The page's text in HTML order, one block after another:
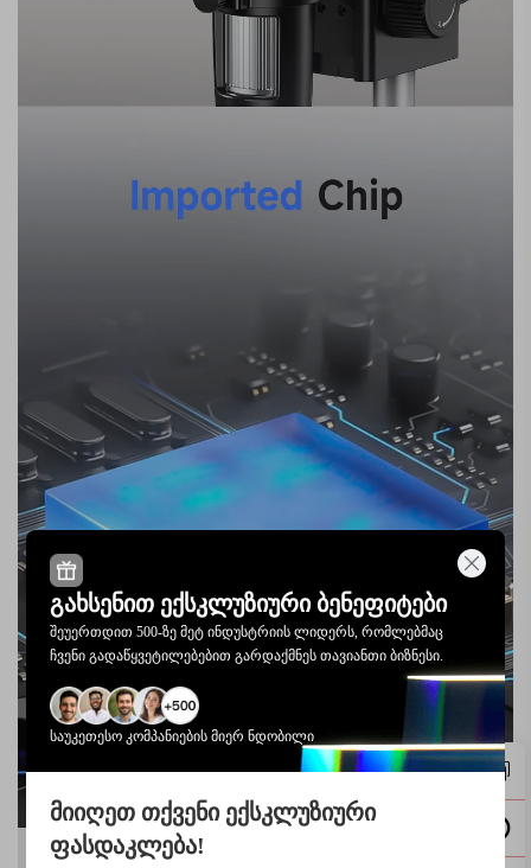
გახსენით ექსკლუზიური ბენეფიტები
შეუერთდით 500-ზე მეტ ინდუსტრიის ლიდერს, რომლებმაც
ჩვენი გადაწყვეტილებებით გარდაქმნეს თავიანთი ბიზნესი.
საუკეთესო კომპანიების მიერ ნდობილი
მიიღეთ თქვენი ექსკლუზიური
ფასდაკლება!